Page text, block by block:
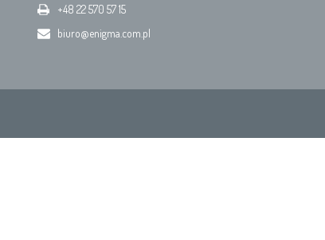
+48 22 570 57 15
biuro@enigma.com.pl